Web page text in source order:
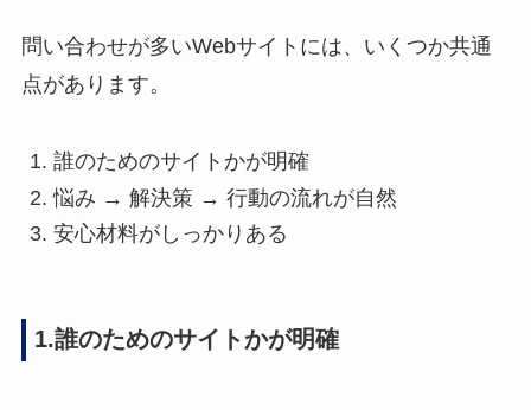
問い合わせが多いWebサイトには、いくつか共通
点があります。
誰のためのサイトかが明確
悩み → 解決策 → 行動の流れが自然
安心材料がしっかりある
1.誰のためのサイトかが明確